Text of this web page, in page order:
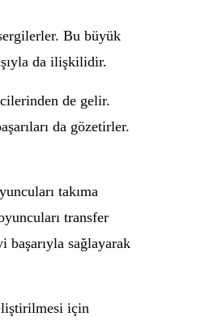
Bu büyük
da ilişkilidir.
de gelir.
da gözetirler.
takıma
transfer
başarıyla sağlayarak
için